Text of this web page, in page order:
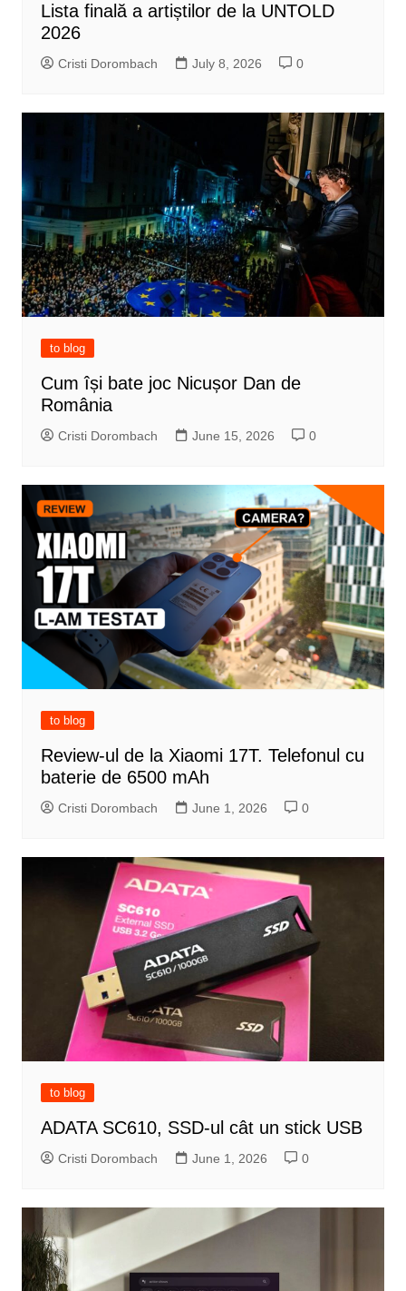
Lista finală a artiștilor de la UNTOLD
2026
Cristi Dorombach July 8, 2026 0
to blog
Cum își bate joc Nicușor Dan de
România
Cristi Dorombach June 15, 2026 0
to blog
Review-ul de la Xiaomi 17T. Telefonul cu
baterie de 6500 mAh
Cristi Dorombach June 1, 2026 0
to blog
ADATA SC610, SSD-ul cât un stick USB
Cristi Dorombach June 1, 2026 0